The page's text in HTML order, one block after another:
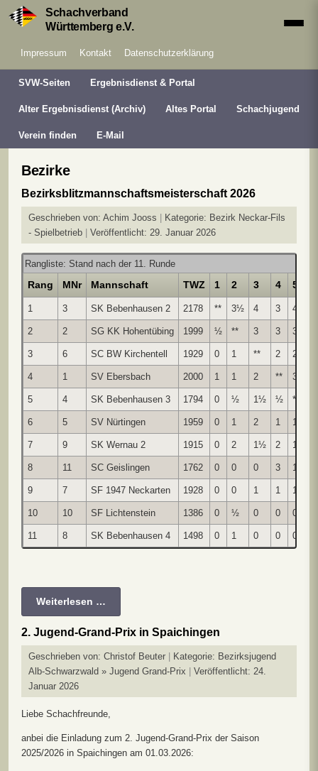
Schachverband
Württemberg e.V.
Impressum Kontakt Datenschutzerklärung
SVW-Seiten Ergebnisdienst & Portal
Alter Ergebnisdienst (Archiv) Altes Portal Schachjugend
Verein finden E-Mail
Bezirke
Bezirksblitzmannschaftsmeisterschaft 2026
Geschrieben von: Achim Jooss Kategorie: Bezirk Neckar-Fils
- Spielbetrieb
Veröffentlicht: 29. Januar 2026
Rangliste: Stand nach der 11. Runde
Rang MNr Mannschaft TWZ 1 2 3 4 5
1 3 SK Bebenhausen 2 2178 ** 3½ 4 3 4
2 2 SG KK Hohentübing 1999 ½ ** 3 3 3½
3 6 SC BW Kirchentell 1929 0 1 ** 2 2½
4 1 SV Ebersbach 2000 1 1 2 ** 3½
5 4 SK Bebenhausen 3 1794 0 ½ 1½ ½ **
6 5 SV Nürtingen 1959 0 1 2 1 1
7 9 SK Wernau 2 1915 0 2 1½ 2 1½
8 11 SC Geislingen 1762 0 0 0 3 1
9 7 SF 1947 Neckarten 1928 0 0 1 1 1
10 10 SF Lichtenstein 1386 0 ½ 0 0 0
11 8 SK Bebenhausen 4 1498 0 1 0 0 0
Weiterlesen …
2. Jugend-Grand-Prix in Spaichingen
Geschrieben von: Christof Beuter Kategorie: Bezirksjugend
Alb-Schwarzwald » Jugend Grand-Prix
Veröffentlicht: 24.
Januar 2026
Liebe Schachfreunde,
anbei die Einladung zum 2. Jugend-Grand-Prix der Saison
2025/2026 in Spaichingen am 01.03.2026: